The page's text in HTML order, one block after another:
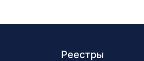
Реестры